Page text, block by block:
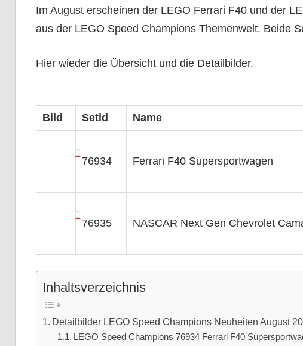
Im August erscheinen der LEGO Ferrari F40 und der
aus der LEGO Speed Champions Themenwelt. Beide
Hier wieder die Übersicht und die Detailbilder.
Bild Setid Name
76934 Ferrari F40 Supersportwagen
76935 NASCAR Next Gen Chevrolet
Inhaltsverzeichnis
Detailbilder LEGO Speed Champions Neuheiten August
LEGO Speed Champions 76934 Ferrari F40